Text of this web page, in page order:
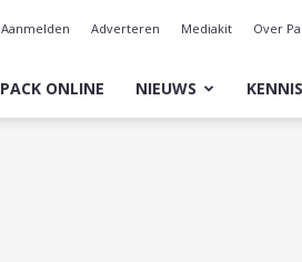
Aanmelden Adverteren Mediakit Over
PACK ONLINE NIEUWS